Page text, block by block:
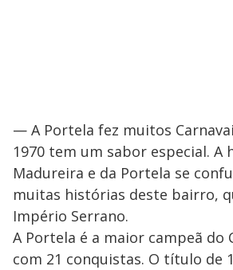
— A Portela fez muitos
1970 tem um sabor especial. A
Madureira e da Portela se
muitas histórias deste bairro,
Império Serrano.
A Portela é a maior campeã do
com 21 conquistas. O título de